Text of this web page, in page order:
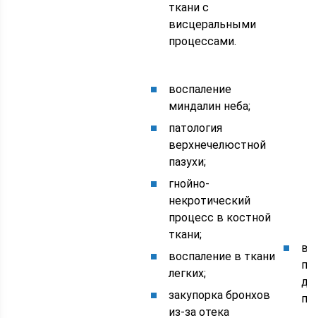
ткани с
висцеральными
процессами.
воспаление
миндалин неба;
патология
верхнечелюстной
пазухи;
гнойно-
некротический
процесс в костной
ткани;
воспаление в ткани
легких;
закупорка бронхов
из-за отека